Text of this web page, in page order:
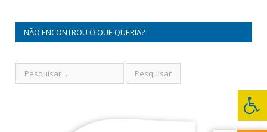
NÃO ENCONTROU O QUE QUERIA?